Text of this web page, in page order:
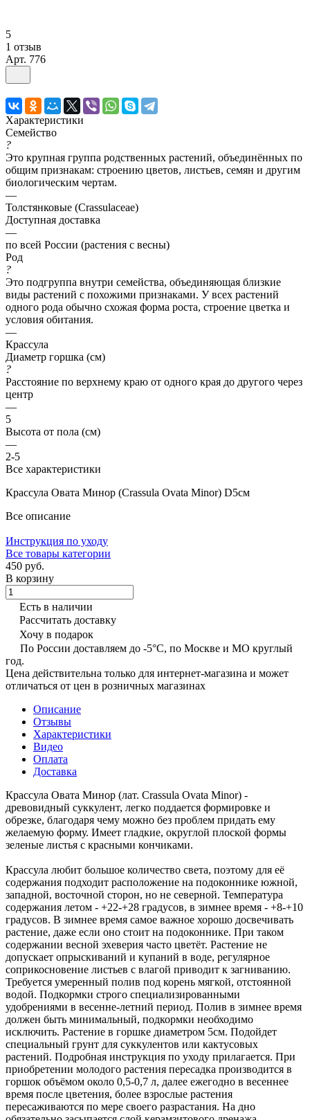
5
1 отзыв
Арт. 776
Характеристики
Семейство
?
Это крупная группа родственных растений, объединённых по
общим признакам: строению цветов, листьев, семян и другим
биологическим чертам.
—
Толстянковые (Crassulaceae)
Доступная доставка
—
по всей России (растения с весны)
Род
?
Это подгруппа внутри семейства, объединяющая близкие
виды растений с похожими признаками. У всех растений
одного рода обычно схожая форма роста, строение цветка и
условия обитания.
—
Крассула
Диаметр горшка (см)
?
Расстояние по верхнему краю от одного края до другого через
центр
—
5
Высота от пола (см)
—
2-5
Все характеристики
Крассула Овата Минор (Crassula Ovata Minor) D5см
Все описание
Инструкция по уходу
Все товары категории
450 руб.
В корзину
Есть в наличии
Рассчитать доставку
Хочу в подарок
По России доставляем до -5°C, по Москве и МО круглый
год.
Цена действительна только для интернет-магазина и может
отличаться от цен в розничных магазинах
Описание
Отзывы
Характеристики
Видео
Оплата
Доставка
Крассула Овата Минор (лат. Crassula Ovata Minor) -
древовидный суккулент, легко поддается формировке и
обрезке, благодаря чему можно без проблем придать ему
желаемую форму. Имеет гладкие, округлой плоской формы
зеленые листья с красными кончиками.
Крассула любит большое количество света, поэтому для её
содержания подходит расположение на подоконнике южной,
западной, восточной сторон, но не северной. Температура
содержания летом - +22-+28 градусов, в зимнее время - +8-+10
градусов. В зимнее время самое важное хорошо досвечивать
растение, даже если оно стоит на подоконнике. При таком
содержании весной эхеверия часто цветёт. Растение не
допускает опрыскиваний и купаний в воде, регулярное
соприкосновение листьев с влагой приводит к загниванию.
Требуется умеренный полив под корень мягкой, отстоянной
водой. Подкормки строго специализированными
удобрениями в весенне-летний период. Полив в зимнее время
должен быть минимальный, подкормки необходимо
исключить. Растение в горшке диаметром 5см. Подойдет
специальный грунт для суккулентов или кактусовых
растений. Подробная инструкция по уходу прилагается. При
приобретении молодого растения пересадка производится в
горшок объёмом около 0,5-0,7 л, далее ежегодно в весеннее
время после цветения, более взрослые растения
пересаживаются по мере своего разрастания. На дно